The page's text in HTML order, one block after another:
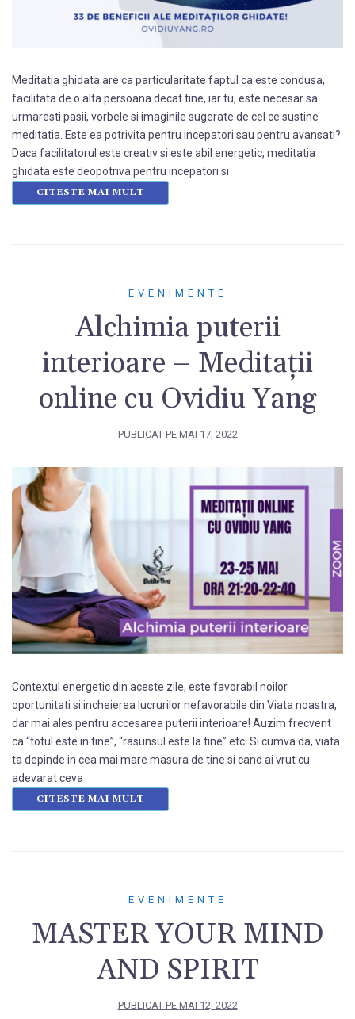
Meditatia ghidata are ca particularitate faptul ca este condusa,
facilitata de o alta persoana decat tine, iar tu, este necesar sa
urmaresti pasii, vorbele si imaginile sugerate de cel ce sustine
meditatia. Este ea potrivita pentru incepatori sau pentru avansati?
Daca facilitatorul este creativ si este abil energetic, meditatia
ghidata este deopotriva pentru incepatori si
CITESTE MAI MULT
EVENIMENTE
Alchimia puterii
interioare – Meditații
online cu Ovidiu Yang
PUBLICAT PE MAI 17, 2022
Contextul energetic din aceste zile, este favorabil noilor
oportunitati si incheierea lucrurilor nefavorabile din Viata noastra,
dar mai ales pentru accesarea puterii interioare! Auzim frecvent
ca “totul este in tine”, “rasunsul este la tine” etc. Si cumva da, viata
ta depinde in cea mai mare masura de tine si cand ai vrut cu
adevarat ceva
CITESTE MAI MULT
EVENIMENTE
MASTER YOUR MIND
AND SPIRIT
PUBLICAT PE MAI 12, 2022